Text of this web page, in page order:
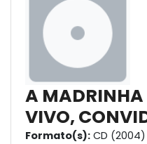
A
VIVO,
Formato(s): CD (2004)